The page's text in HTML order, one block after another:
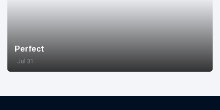
Perfect
Jul 31